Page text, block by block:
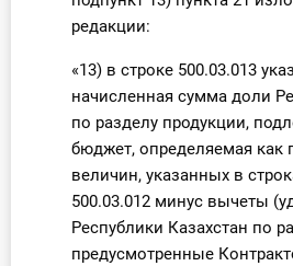
редакции:
«13) в строке 500.03.013
начисленная сумма доли
по разделу продукции,
бюджет, определяемая как
величин, указанных в
500.03.012 минус вычеты
Республики Казахстан по
предусмотренные